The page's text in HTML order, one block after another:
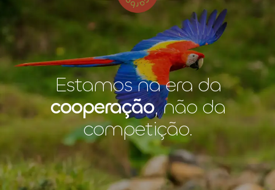
Estamos na era da
cooperação, não da
competição.